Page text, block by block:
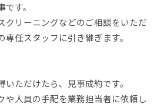
す。
リーニングなどのご相談をいただ
任スタッフに引き継ぎます。
ただけたら、見事成約です。
や人員の手配を業務担当者に依頼し